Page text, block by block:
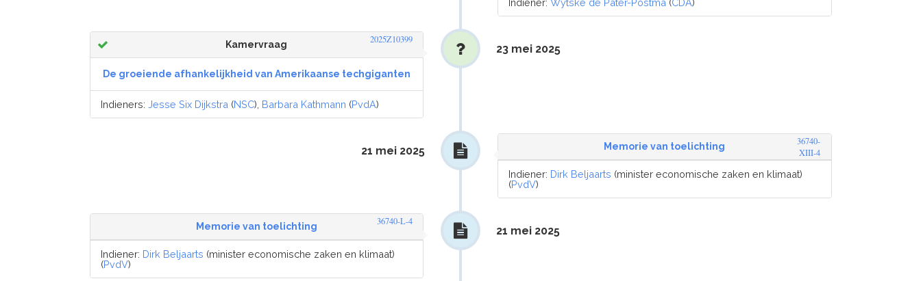
Indiener: Wytske de Pater-Postma (CDA)
Kamervraag 2025Z10399
De groeiende afhankelijkheid van Amerikaanse techgiganten
Indieners: Jesse Six Dijkstra (NSC), Barbara Kathmann (PvdA)
23 mei 2025
Memorie van toelichting
36740-
XIII-4
Indiener: Dirk Beljaarts (minister economische zaken en klimaat)
(PvdV)
21 mei 2025
Memorie van toelichting 36740-L-4
Indiener: Dirk Beljaarts (minister economische zaken en klimaat)
(PvdV)
21 mei 2025